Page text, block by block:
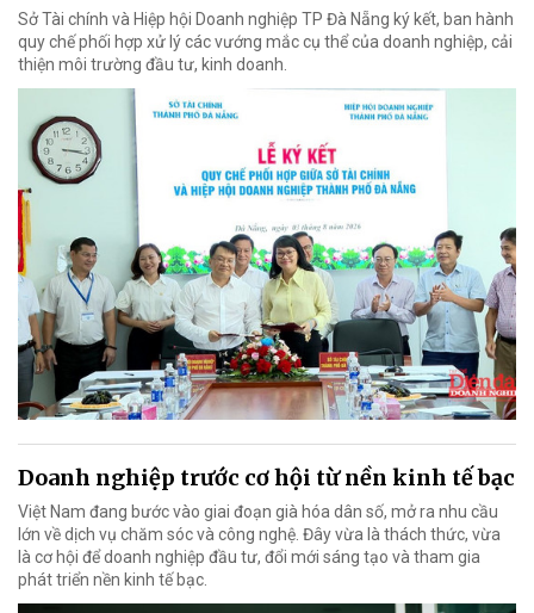
Sở Tài chính và Hiệp hội Doanh nghiệp TP Đà Nẵng ký kết, ban hành
quy chế phối hợp xử lý các vướng mắc cụ thể của doanh nghiệp, cải
thiện môi trường đầu tư, kinh doanh.
Doanh nghiệp trước cơ hội từ nền kinh tế bạc
Việt Nam đang bước vào giai đoạn già hóa dân số, mở ra nhu cầu
lớn về dịch vụ chăm sóc và công nghệ. Đây vừa là thách thức, vừa
là cơ hội để doanh nghiệp đầu tư, đổi mới sáng tạo và tham gia
phát triển nền kinh tế bạc.